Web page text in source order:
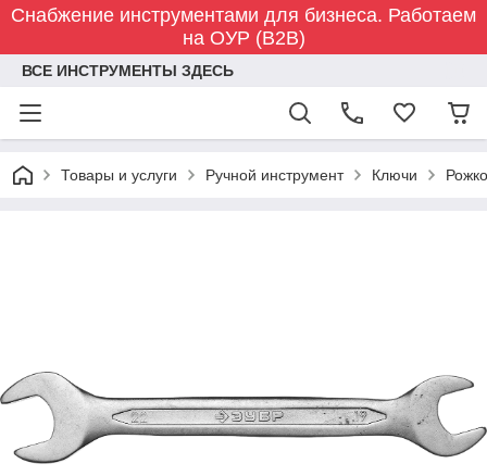
Снабжение инструментами для бизнеса. Работаем
на ОУР (B2B)
ВСЕ ИНСТРУМЕНТЫ ЗДЕСЬ
Товары и услуги Ручной инструмент Ключи